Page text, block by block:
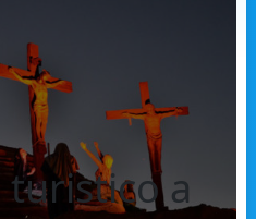
turistico a